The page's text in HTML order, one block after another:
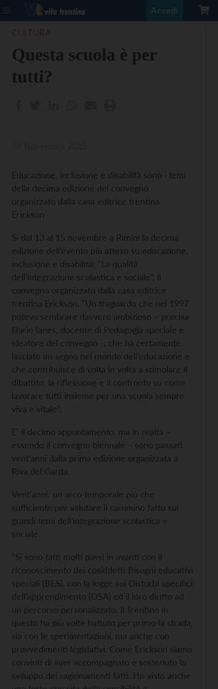
Accedi
Questa scuola è per
tutti?
Educazione, inclusione e disabilità sono i temi
della decima edizione del convegno
organizzato dalla casa editrice trentina
Erickson
Si dal 13 al 15 novembre a Rimini la decima
edizione dell’evento più atteso su educazione,
inclusione e disabilità: “La qualità
dell’integrazione scolastica e sociale”, il
convegno organizzato dalla casa editrice
trentina Erickson. “Un traguardo che nel 1997
poteva sembrare davvero ambizioso – precisa
Dario Ianes, docente di Pedagogia speciale e
ideatore del convegno -, che ha certamente
lasciato un segno nel mondo dell’educazione e
che contribuisce di volta in volta a stimolare il
dibattito, la riflessione e il confronto su come
lavorare tutti insieme per una scuola sempre
viva e vitale”.
E’ il decimo appuntamento, ma in realtà –
essendo il convegno biennale – sono passati
vent’anni dalla prima edizione organizzata a
Riva del Garda.
Vent’anni: un arco temporale più che
sufficiente per valutare il cammino fatto sui
grandi temi dell’integrazione scolastica e
sociale.
“Si sono fatti molti passi in avanti con il
riconoscimento dei cosiddetti Bisogni educativi
speciali (BES), con la legge sui Disturbi specifici
dell’apprendimento (DSA) ed il loro diritto ad
un percorso personalizzato. Il Trentino in
questo ha più volte battuto per primo la strada,
sia con le sperimentazioni, ma anche con
provvedimenti legislativi. Come Erickson siamo
convinti di aver accompagnato e sostenuto lo
sviluppo dei ragionamenti fatti. Ho visto anche